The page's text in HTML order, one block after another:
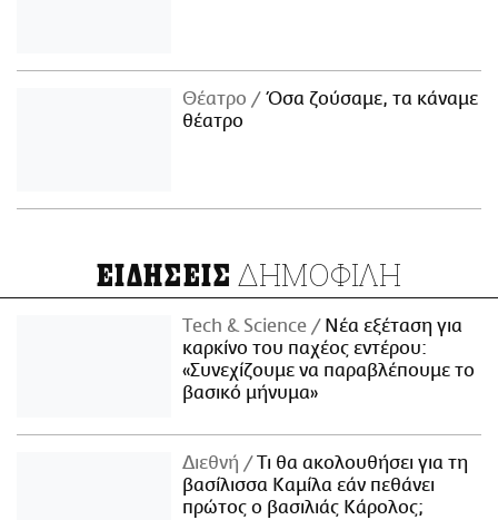
Θέατρο
Όσα ζούσαμε, τα κάναμε
θέατρο
ΕΙΔΗΣΕΙΣ ΔΗΜΟΦΙΛΗ
Τech & Science
Νέα εξέταση για
καρκίνο του παχέος εντέρου:
«Συνεχίζουμε να παραβλέπουμε το
βασικό μήνυμα»
Διεθνή
Τι θα ακολουθήσει για τη
βασίλισσα Καμίλα εάν πεθάνει
πρώτος ο βασιλιάς Κάρολος;